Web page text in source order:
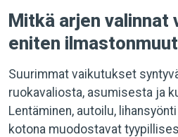
Mitkä arjen valinnat
eniten
Suurimmat vaikutukset
ruokavaliosta, asumisesta ja
Lentäminen, autoilu,
kotona muodostavat